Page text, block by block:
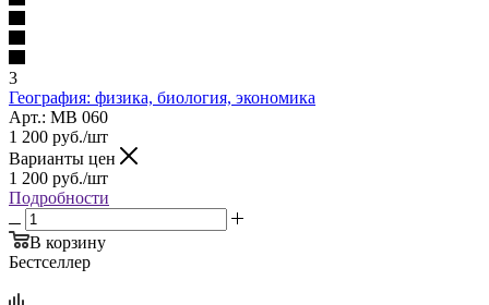
3
География: физика, биология, экономика
Арт.: МВ 060
1 200 руб./шт
Варианты цен
1 200 руб./шт
Подробности
В корзину
Бестселлер